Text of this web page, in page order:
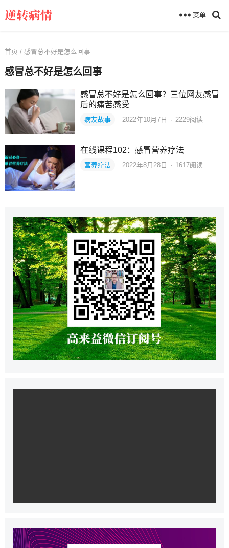
菜单
首页 / 感冒总不好是怎么回事
感冒总不好是怎么回事
感冒总不好是怎么回事？三位网友感冒
后的痛苦感受
病友故事 2022年10月7日 · 2229阅读
在线课程102：感冒营养疗法
营养疗法 2022年8月28日 · 1617阅读